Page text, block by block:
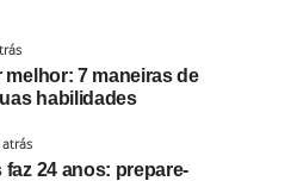
melhor: 7 maneiras de
habilidades
faz 24 anos: prepare-